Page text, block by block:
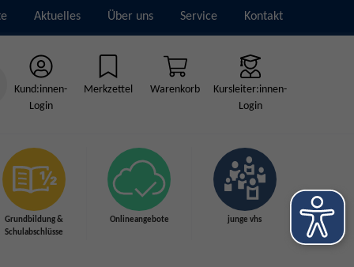
Aktuelles Über uns Service Kontakt
Kund:innen-
Login
Merkzettel Warenkorb
Kursleiter:innen-
Login
Grundbildung &
Schulabschlüsse
Onlineangebote junge vhs